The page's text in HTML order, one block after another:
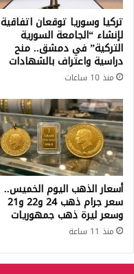
تركيا وسوريا توقعان اتفاقية
لإنشاء “الجامعة السورية
التركية” في دمشق.. منح
دراسية واعتراف بالشهادات
منذ 10 ساعات
أسعار الذهب اليوم الخميس..
سعر جرام ذهب 24 و22 و21
وسعر ليرة ذهب جمهوريات
منذ 11 ساعة